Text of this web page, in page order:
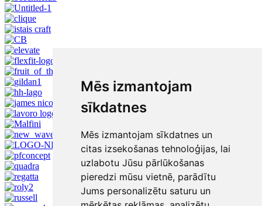
Mēs izmantojam
sīkdatnes
Mēs izmantojam sīkdatnes un
citas izsekošanas tehnoloģijas, lai
uzlabotu Jūsu pārlūkošanas
pieredzi mūsu vietnē, parādītu
Jums personalizētu saturu un